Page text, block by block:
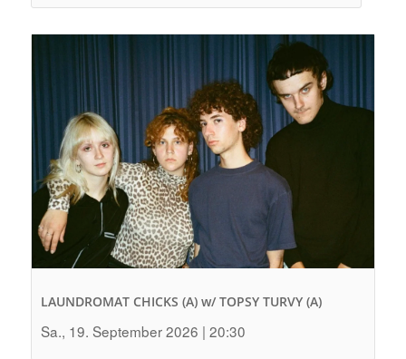
LAUNDROMAT CHICKS (A) w/ TOPSY TURVY (A)
Sa., 19. September 2026 | 20:30